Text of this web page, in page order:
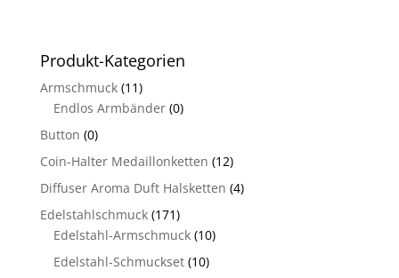
Produkt-Kategorien
Armschmuck (11)
Endlos Armbänder (0)
Button (0)
Coin-Halter Medaillonketten (12)
Diffuser Aroma Duft Halsketten (4)
Edelstahlschmuck (171)
Edelstahl-Armschmuck (10)
Edelstahl-Schmuckset (10)